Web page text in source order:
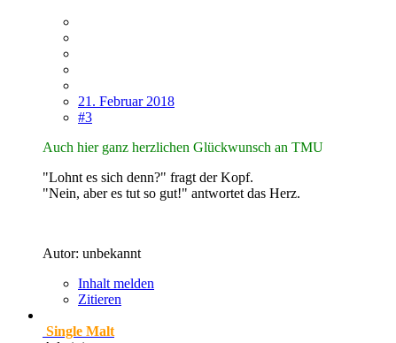
21. Februar 2018
#3
Auch hier ganz herzlichen Glückwunsch an TMU
"Lohnt es sich denn?" fragt der Kopf.
"Nein, aber es tut so gut!" antwortet das Herz.
Autor: unbekannt
Inhalt melden
Zitieren
Single Malt